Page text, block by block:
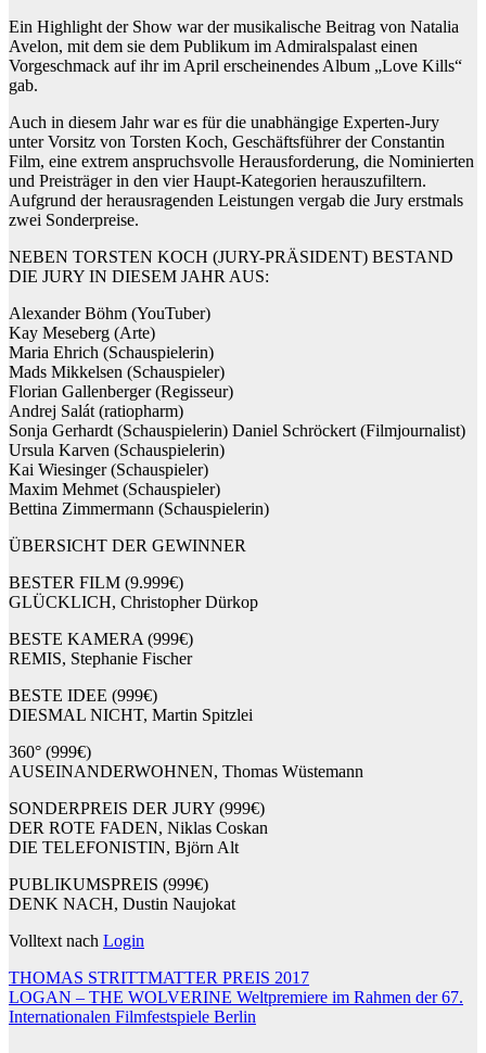
Ein Highlight der Show war der musikalische Beitrag von Natalia
Avelon, mit dem sie dem Publikum im Admiralspalast einen
Vorgeschmack auf ihr im April erscheinendes Album „Love Kills“
gab.
Auch in diesem Jahr war es für die unabhängige Experten-Jury
unter Vorsitz von Torsten Koch, Geschäftsführer der Constantin
Film, eine extrem anspruchsvolle Herausforderung, die Nominierten
und Preisträger in den vier Haupt-Kategorien herauszufiltern.
Aufgrund der herausragenden Leistungen vergab die Jury erstmals
zwei Sonderpreise.
NEBEN TORSTEN KOCH (JURY-PRÄSIDENT) BESTAND
DIE JURY IN DIESEM JAHR AUS:
Alexander Böhm (YouTuber)
Kay Meseberg (Arte)
Maria Ehrich (Schauspielerin)
Mads Mikkelsen (Schauspieler)
Florian Gallenberger (Regisseur)
Andrej Salát (ratiopharm)
Sonja Gerhardt (Schauspielerin) Daniel Schröckert (Filmjournalist)
Ursula Karven (Schauspielerin)
Kai Wiesinger (Schauspieler)
Maxim Mehmet (Schauspieler)
Bettina Zimmermann (Schauspielerin)
ÜBERSICHT DER GEWINNER
BESTER FILM (9.999€)
GLÜCKLICH, Christopher Dürkop
BESTE KAMERA (999€)
REMIS, Stephanie Fischer
BESTE IDEE (999€)
DIESMAL NICHT, Martin Spitzlei
360° (999€)
AUSEINANDERWOHNEN, Thomas Wüstemann
SONDERPREIS DER JURY (999€)
DER ROTE FADEN, Niklas Coskan
DIE TELEFONISTIN, Björn Alt
PUBLIKUMSPREIS (999€)
DENK NACH, Dustin Naujokat
Volltext nach Login
Beitragsnavigation
THOMAS STRITTMATTER PREIS 2017
LOGAN – THE WOLVERINE Weltpremiere im Rahmen der 67.
Internationalen Filmfestspiele Berlin